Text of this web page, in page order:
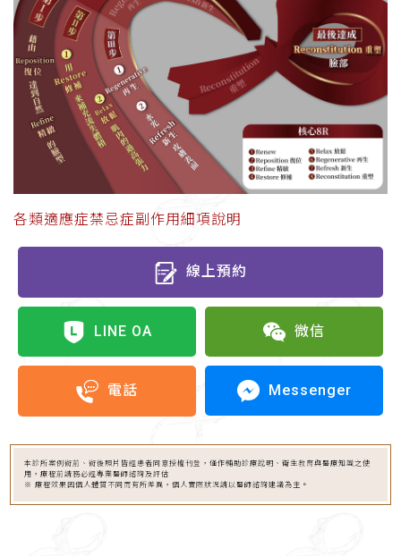
各類適應症禁忌症副作用細項說明
線上預約
LINE OA 微信
電話 Messenger
本診所案例術前、術後照片皆經患者同意授權刊登，僅作輔助診療說明、衛生教育與醫療知識之使
用，療程前請務必經專業醫師諮詢及評估
※ 療程效果因個人體質不同而有所差異，個人實際狀況請以醫師諮詢建議為主。